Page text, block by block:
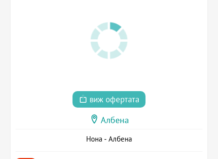
виж офертата
Албена
Нона - Албена